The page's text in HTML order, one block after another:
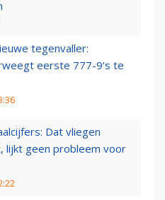
tegenvaller:
eerste 777-9’s te
Dat vliegen
lijkt geen probleem voor